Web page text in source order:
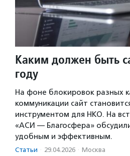
Каким должен быть
году
На фоне блокировок разных
коммуникации сайт
инструментом для НКО. На
«АСИ — Благосфера»
удобным и эффективным.
Статьи · 29.04.2026 · Москва